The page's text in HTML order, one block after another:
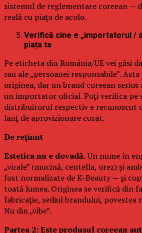
sistemul de reglementare coreean —
reală cu piața de acolo.
Verifică cine e „importatorul /
piața ta
Pe eticheta din România/UE vei găsi
sau ale „persoanei responsabile”.
originea, dar un brand coreean
un importator oficial. Poți verifica pe
distribuitorul respectiv e recunoscut
lanț de aprovizionare curat.
De reținut
Estetica nu e dovadă.Un nume în
„virale” (mucină, centella, orez) și
fost normalizate de K-Beauty — și
toată lumea. Originea se verifică din
fabricație, sediul brandului, povestea
Nu din „vibe”.
Partea 2: Este produsul coreean